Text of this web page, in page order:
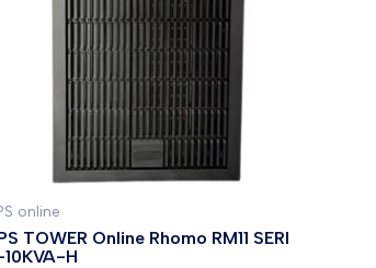
online
TOWER Online Rhomo RM11 SERI
H